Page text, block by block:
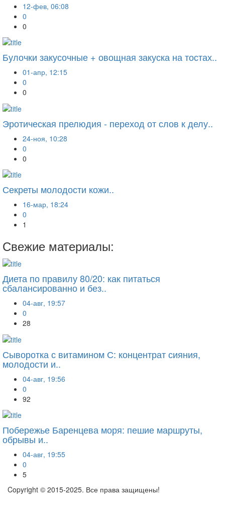
12-фев, 06:08
0
0
Булочки закусочные + овощная закуска на тостах..
01-апр, 12:15
0
0
Эротическая прелюдия - переход от слов к делу..
24-ноя, 10:28
0
0
Секреты молодости кожи..
16-мар, 18:24
0
1
Свежие материалы:
Диета по правилу 80/20: как питаться
сбалансированно и без..
04-авг, 19:57
0
28
Сыворотка с витамином С: концентрат сияния,
молодости и..
04-авг, 19:56
0
92
Побережье Баренцева моря: пешие маршруты,
обрывы и..
04-авг, 19:55
0
5
Copyright © 2015-2025. Все права защищены!